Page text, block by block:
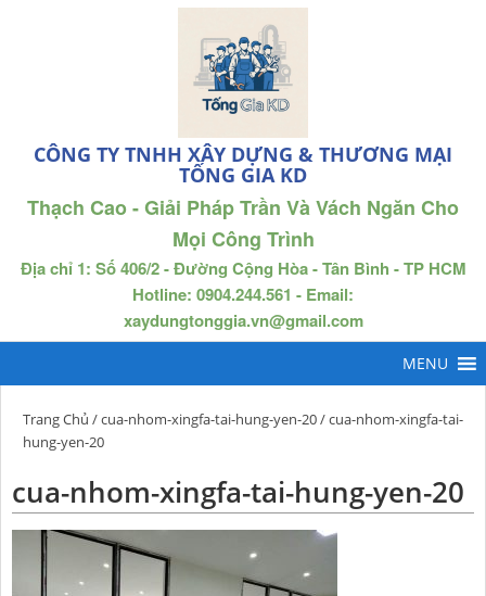
CÔNG TY TNHH XÂY DỰNG & THƯƠNG MẠI
TỐNG GIA KD
Thạch Cao - Giải Pháp Trần Và Vách Ngăn Cho
Mọi Công Trình
Địa chỉ 1: Số 406/2 - Đường Cộng Hòa - Tân Bình - TP HCM
Hotline: 0904.244.561 - Email:
xaydungtonggia.vn@gmail.com
Trang Chủ /cua-nhom-xingfa-tai-hung-yen-20/ cua-nhom-xingfa-tai-
hung-yen-20
cua-nhom-xingfa-tai-hung-yen-20